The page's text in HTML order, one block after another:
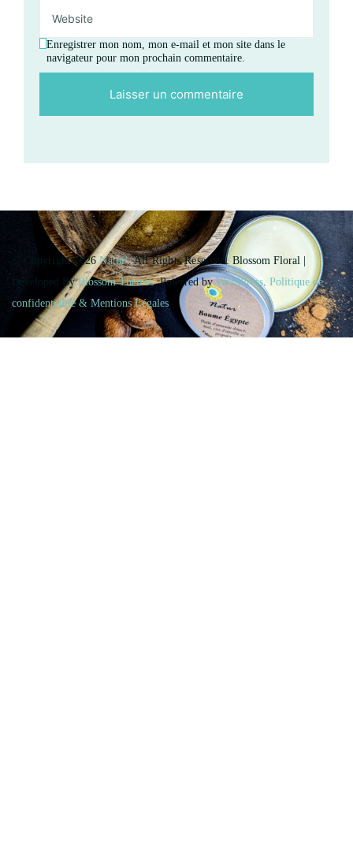
Enregistrer mon nom, mon e-mail et mon site dans le
navigateur pour mon prochain commentaire.
© Copyright 2026Natur'. All Rights Reserved.Blossom Floral |
Developed ByBlossom Themes. Powered byWordPress. Politique de
confidentialité & Mentions Légales